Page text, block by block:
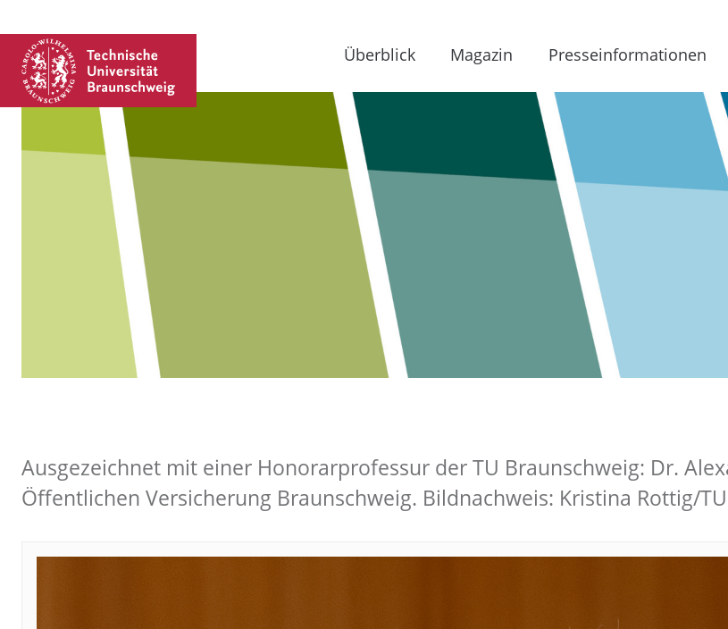
Überblick Magazin Presseinformationen
Ausgezeichnet mit einer Honorarprofessur der TU Braunschweig: Dr.
Öffentlichen Versicherung Braunschweig. Bildnachweis: Kristina Rottig/